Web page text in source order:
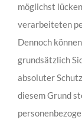
möglichst
verarbeiteten
Dennoch
grundsätzlich
absoluter
diesem Grund